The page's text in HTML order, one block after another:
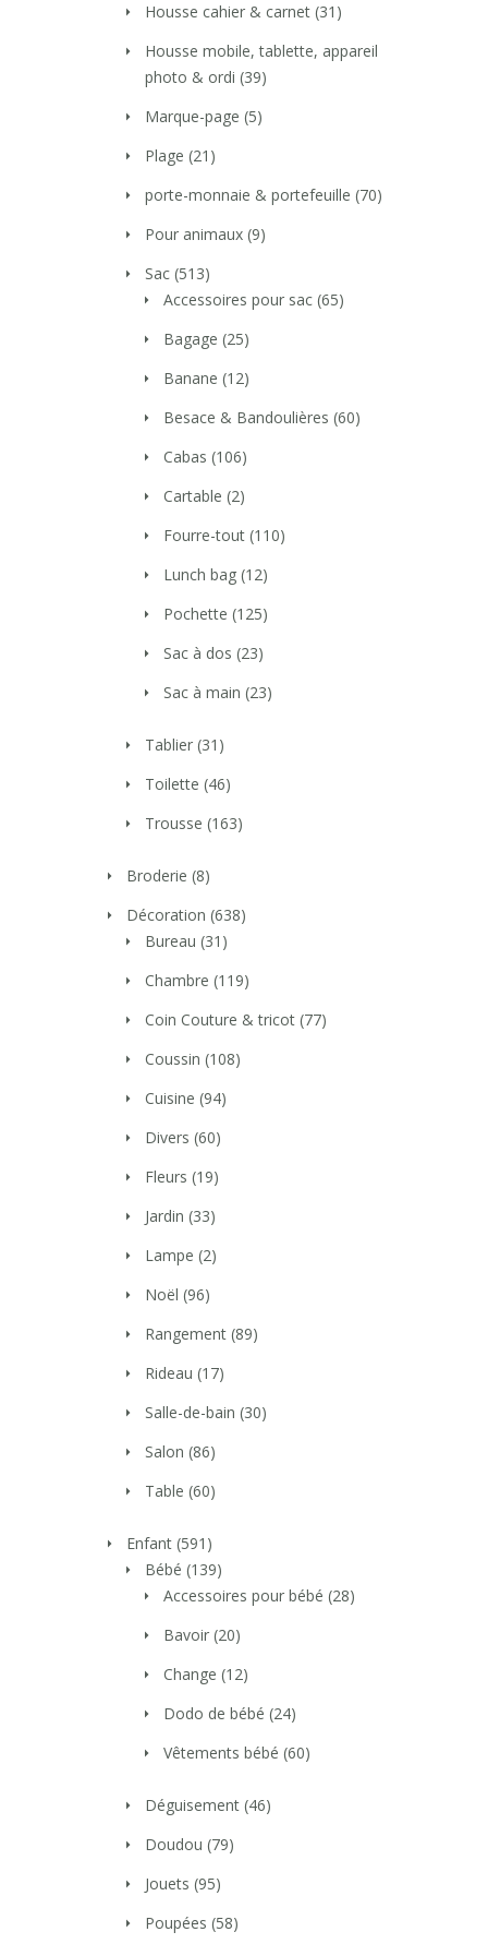
Housse cahier & carnet (31)
Housse mobile, tablette, appareil
photo & ordi (39)
Marque-page (5)
Plage (21)
porte-monnaie & portefeuille (70)
Pour animaux (9)
Sac (513)
Accessoires pour sac (65)
Bagage (25)
Banane (12)
Besace & Bandoulières (60)
Cabas (106)
Cartable (2)
Fourre-tout (110)
Lunch bag (12)
Pochette (125)
Sac à dos (23)
Sac à main (23)
Tablier (31)
Toilette (46)
Trousse (163)
Broderie (8)
Décoration (638)
Bureau (31)
Chambre (119)
Coin Couture & tricot (77)
Coussin (108)
Cuisine (94)
Divers (60)
Fleurs (19)
Jardin (33)
Lampe (2)
Noël (96)
Rangement (89)
Rideau (17)
Salle-de-bain (30)
Salon (86)
Table (60)
Enfant (591)
Bébé (139)
Accessoires pour bébé (28)
Bavoir (20)
Change (12)
Dodo de bébé (24)
Vêtements bébé (60)
Déguisement (46)
Doudou (79)
Jouets (95)
Poupées (58)